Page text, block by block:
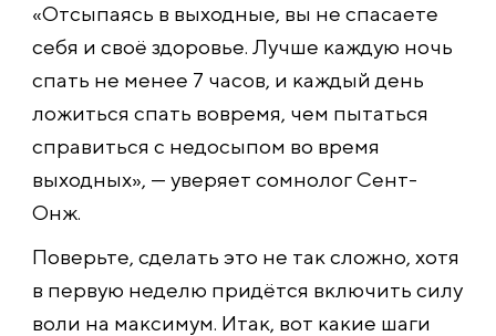
«Отсыпаясь в выходные, вы не спасаете
себя и своё здоровье. Лучше каждую ночь
спать не менее 7 часов, и каждый день
ложиться спать вовремя, чем пытаться
справиться с недосыпом во время
выходных», — уверяет сомнолог Сент-
Онж.
Поверьте, сделать это не так сложно, хотя
в первую неделю придётся включить силу
воли на максимум. Итак, вот какие шаги